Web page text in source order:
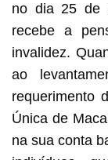
no dia 25 de
recebe a
invalidez.
ao
requerimento
Única de
na sua conta